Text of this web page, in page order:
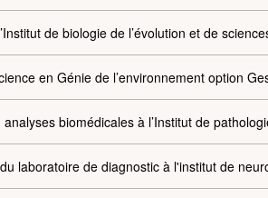
de biologie de l’évolution et de
en Génie de l’environnement option
biomédicales à l’Institut de
laboratoire de diagnostic à l'institut de